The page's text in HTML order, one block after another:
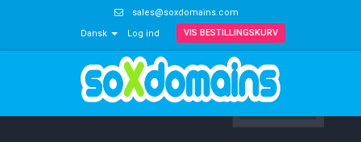
sales@soxdomains.com
Dansk
Log ind VIS BESTILLINGSKURV